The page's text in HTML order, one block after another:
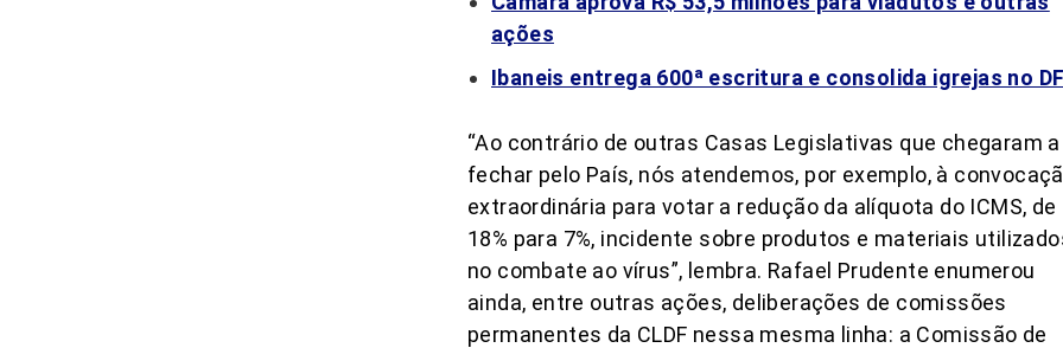
ações
Ibaneis entrega 600ª escritura e consolida igrejas no DF
“Ao contrário de outras Casas Legislativas que chegaram a
fechar pelo País, nós atendemos, por exemplo, à
extraordinária para votar a redução da alíquota do ICMS, de
18% para 7%, incidente sobre produtos e materiais
no combate ao vírus”, lembra. Rafael Prudente enumerou
ainda, entre outras ações, deliberações de comissões
permanentes da CLDF nessa mesma linha: a Comissão de